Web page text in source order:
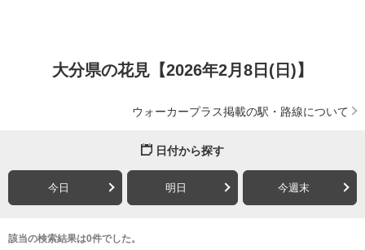
大分県の花見【2026年2月8日(日)】
ウォーカープラス掲載の駅・路線について
日付から探す
今日 明日 今週末
該当の検索結果は0件でした。